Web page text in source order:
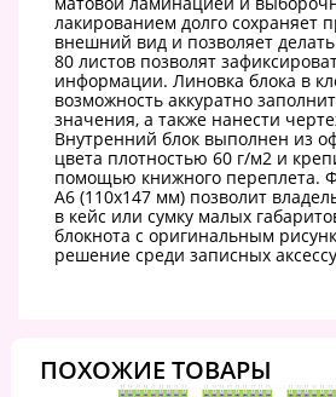
лакированием долго сохраняет
внешний вид и позволяет
80 листов позволят
информации. Линовка блока в
возможность аккуратно
значения, а также нанести
Внутренний блок выполнен из
цвета плотностью 60 г/м2 и
помощью книжного переплета.
А6 (110х147 мм) позволит
в кейс или сумку малых
блокнота с оригинальным
решение среди записных
ПОХОЖИЕ ТОВАРЫ